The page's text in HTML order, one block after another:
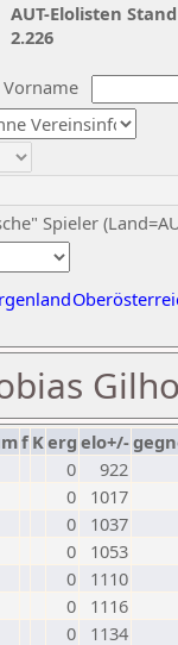
Vorname
Spieler
AUT-Elolisten
2.226
f Kerg elo+/-
0
922
0
1017
0
1037
0
1053
0
1110
0
1116
0
1134